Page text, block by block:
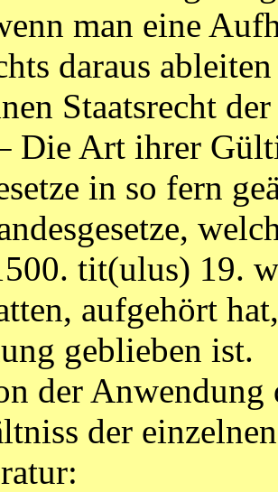
man eine
daraus
Staatsrecht
Die Art ihrer
in so fern
tit(ulus) 19.
aufgehört
geblieben ist.
der Anwendung
der